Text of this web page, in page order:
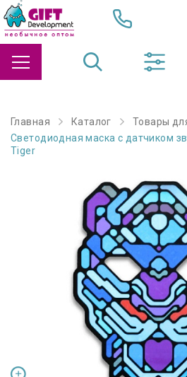
Главная Каталог
Товары
Светодиодная маска с датчиком
Tiger